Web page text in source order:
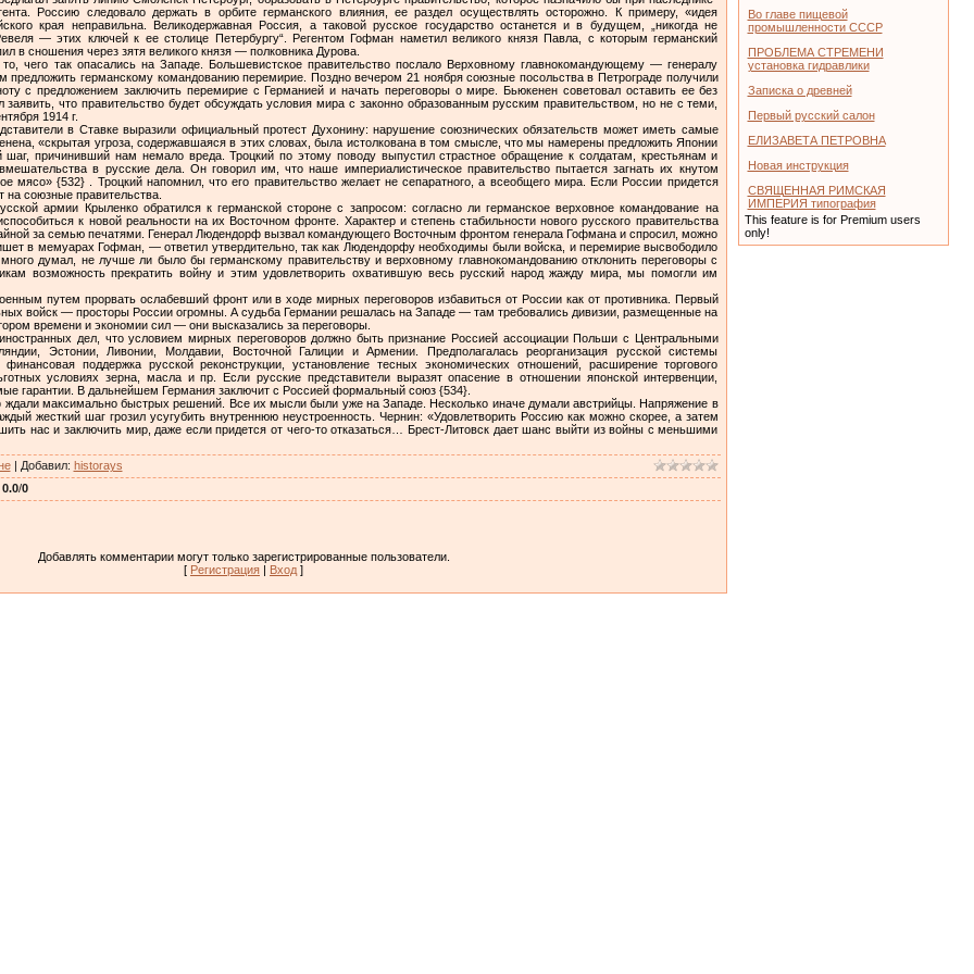
Россию следовало держать в орбите германского влияния, ее раздел осуществлять осторожно. К примеру, «идея
края неправильна. Великодержавная Россия, а таковой русское государство останется и в будущем, „никогда не
— этих ключей к ее столице Петербургу“. Регентом Гофман наметил великого князя Павла, с которым германский
в сношения через зятя великого князя — полковника Дурова.
чего так опасались на Западе. Большевистское правительство послало Верховному главнокомандующему — генералу
предложить германскому командованию перемирие. Поздно вечером 21 ноября союзные посольства в Петрограде получили
с предложением заключить перемирие с Германией и начать переговоры о мире. Бьюкенен советовал оставить ее без
что правительство будет обсуждать условия мира с законно образованным русским правительством, но не с теми,
1914 г.
в Ставке выразили официальный протест Духонину: нарушение союзнических обязательств может иметь самые
«скрытая угроза, содержавшаяся в этих словах, была истолкована в том смысле, что мы намерены предложить Японии
причинивший нам немало вреда. Троцкий по этому поводу выпустил страстное обращение к солдатам, крестьянам и
в русские дела. Он говорил им, что наше империалистическое правительство пытается загнать их кнутом
мясо» {532} . Троцкий напомнил, что его правительство желает не сепаратного, а всеобщего мира. Если России придется
на союзные правительства.
армии Крыленко обратился к германской стороне с запросом: согласно ли германское верховное командование на
к новой реальности на их Восточном фронте. Характер и степень стабильности нового русского правительства
за семью печатями. Генерал Людендорф вызвал командующего Восточным фронтом генерала Гофмана и спросил, можно
в мемуарах Гофман, — ответил утвердительно, так как Людендорфу необходимы были войска, и перемирие высвободило
думал, не лучше ли было бы германскому правительству и верховному главнокомандованию отклонить переговоры с
возможность прекратить войну и этим удовлетворить охватившую весь русский народ жажду мира, мы помогли им
путем прорвать ослабевший фронт или в ходе мирных переговоров избавиться от России как от противника. Первый
войск — просторы России огромны. А судьба Германии решалась на Западе — там требовались дивизии, размещенные на
времени и экономии сил — они высказались за переговоры.
дел, что условием мирных переговоров должно быть признание Россией ассоциации Польши с Центральными
Эстонии, Ливонии, Молдавии, Восточной Галиции и Армении. Предполагалась реорганизация русской системы
поддержка русской реконструкции, установление тесных экономических отношений, расширение торгового
условиях зерна, масла и пр. Если русские представители выразят опасение в отношении японской интервенции,
гарантии. В дальнейшем Германия заключит с Россией формальный союз {534}.
ждали максимально быстрых решений. Все их мысли были уже на Западе. Несколько иначе думали австрийцы. Напряжение в
жесткий шаг грозил усугубить внутреннюю неустроенность. Чернин: «Удовлетворить Россию как можно скорее, а затем
нас и заключить мир, даже если придется от чего-то отказаться… Брест-Литовск дает шанс выйти из войны с меньшими
| Добавил: historays
0.0/0
Добавлять комментарии могут только зарегистрированные пользователи.
[ Регистрация | Вход ]
Во главе пищевой
промышленности СССР
ПРОБЛЕМА СТРЕМЕНИ
установка гидравлики
Записка о древней
Первый русский салон
ЕЛИЗАВЕТА ПЕТРОВНА
Новая инструкция
СВЯЩЕННАЯ РИМСКАЯ
ИМПЕРИЯ типография
This feature is for Premium users
only!